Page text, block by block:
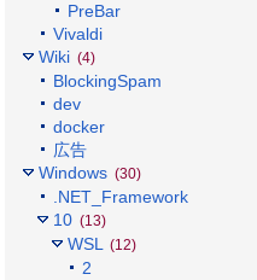
PreBar
Vivaldi
Wiki (4)
BlockingSpam
dev
docker
広告
Windows (30)
.NET_Framework
10 (13)
WSL (12)
2